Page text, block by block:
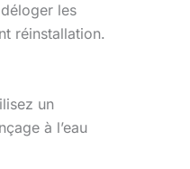
les
réinstallation.
un
à l’eau